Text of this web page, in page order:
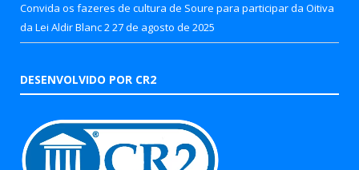
Convida os fazeres de cultura de Soure para participar da Oitiva
da Lei Aldir Blanc 227 de agosto de 2025
DESENVOLVIDO POR CR2